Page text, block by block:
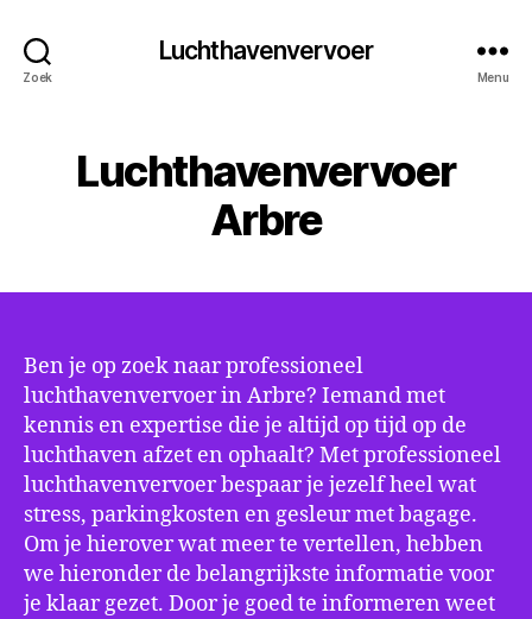
Zoek
Luchthavenvervoer
Menu
Luchthavenvervoer
Arbre
Ben je op zoek naar professioneel
luchthavenvervoer in Arbre? Iemand met
kennis en expertise die je altijd op tijd op de
luchthaven afzet en ophaalt? Met professioneel
luchthavenvervoer bespaar je jezelf heel wat
stress, parkingkosten en gesleur met bagage.
Om je hierover wat meer te vertellen, hebben
we hieronder de belangrijkste informatie voor
je klaar gezet. Door je goed te informeren weet